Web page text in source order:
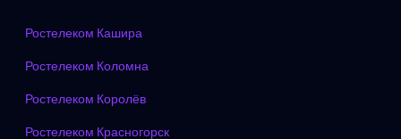
Ростелеком Кашира
Ростелеком Коломна
Ростелеком Королёв
Ростелеком Красногорск